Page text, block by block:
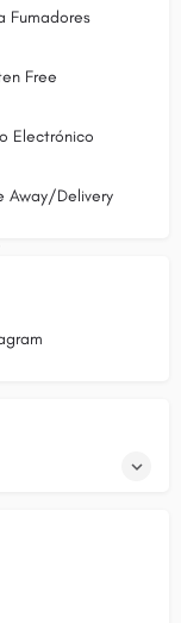
Fumadores
Free
Electrónico
Away/Delivery